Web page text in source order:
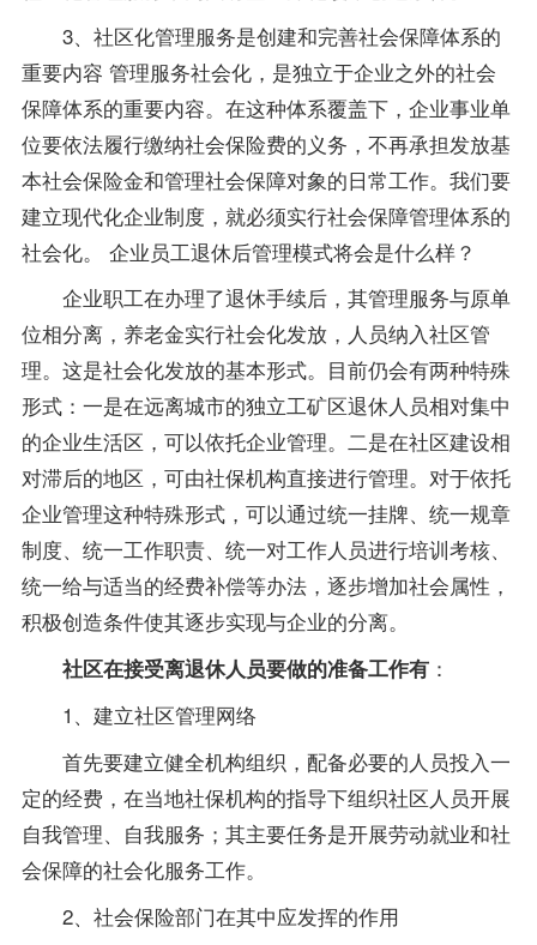
3、社区化管理服务是创建和完善社会保障体系的
重要内容 管理服务社会化，是独立于企业之外的社会
保障体系的重要内容。在这种体系覆盖下，企业事业单
位要依法履行缴纳社会保险费的义务，不再承担发放基
本社会保险金和管理社会保障对象的日常工作。我们要
建立现代化企业制度，就必须实行社会保障管理体系的
社会化。 企业员工退休后管理模式将会是什么样？
企业职工在办理了退休手续后，其管理服务与原单
位相分离，养老金实行社会化发放，人员纳入社区管
理。这是社会化发放的基本形式。目前仍会有两种特殊
形式：一是在远离城市的独立工矿区退休人员相对集中
的企业生活区，可以依托企业管理。二是在社区建设相
对滞后的地区，可由社保机构直接进行管理。对于依托
企业管理这种特殊形式，可以通过统一挂牌、统一规章
制度、统一工作职责、统一对工作人员进行培训考核、
统一给与适当的经费补偿等办法，逐步增加社会属性，
积极创造条件使其逐步实现与企业的分离。
社区在接受离退休人员要做的准备工作有：
1、建立社区管理网络
首先要建立健全机构组织，配备必要的人员投入一
定的经费，在当地社保机构的指导下组织社区人员开展
自我管理、自我服务；其主要任务是开展劳动就业和社
会保障的社会化服务工作。
2、社会保险部门在其中应发挥的作用